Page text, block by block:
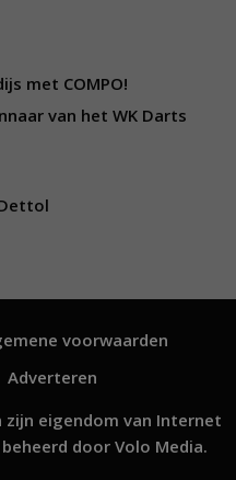
met COMPO!
van het WK Darts
voorwaarden
Adverteren
zijn eigendom van Internet
door Volo Media.